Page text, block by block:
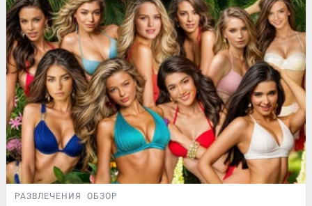
РАЗВЛЕЧЕНИЯ ОБЗОР